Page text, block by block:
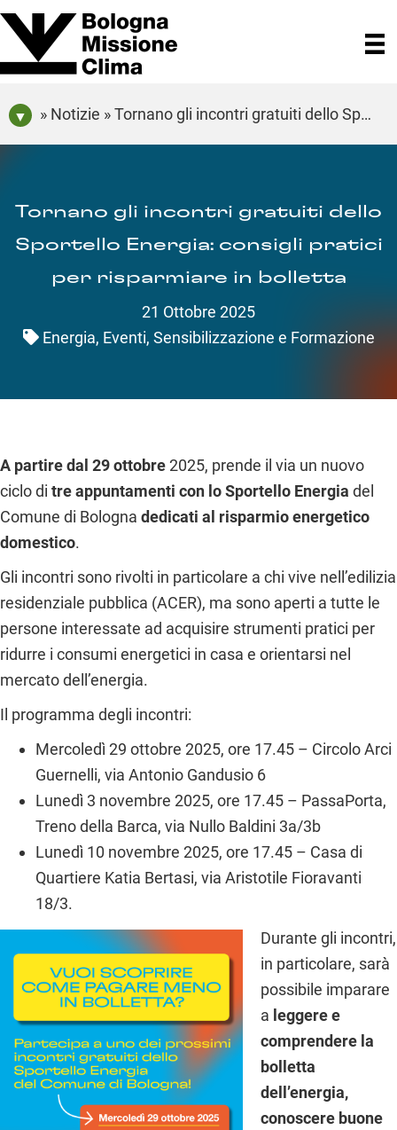
» Notizie » Tornano gli incontri gratuiti dello Sportello Energia: consigli pratici per risparmiare in bolletta
Tornano gli incontri gratuiti dello
Sportello Energia: consigli pratici
per risparmiare in bolletta
21 Ottobre 2025
Energia, Eventi, Sensibilizzazione e Formazione
A partire dal 29 ottobre2025, prende il via un nuovo
ciclo di tre appuntamenti con lo Sportello Energia del
Comune di Bologna dedicati al risparmio energetico
domestico.
Gli incontri sono rivolti in particolare a chi vive nell’edilizia
residenziale pubblica (ACER), ma sono aperti a tutte le
persone interessate ad acquisire strumenti pratici per
ridurre i consumi energetici in casa e orientarsi nel
mercato dell’energia.
Il programma degli incontri:
Mercoledì 29 ottobre 2025, ore 17.45 – Circolo Arci
Guernelli, via Antonio Gandusio 6
Lunedì 3 novembre 2025, ore 17.45 – PassaPorta,
Treno della Barca, via Nullo Baldini 3a/3b
Lunedì 10 novembre 2025, ore 17.45 – Casa di
Quartiere Katia Bertasi, via Aristotile Fioravanti
18/3.
Durante gli incontri,
in particolare, sarà
possibile imparare
a leggere e
comprendere la
bolletta
dell’energia,
conoscere buone